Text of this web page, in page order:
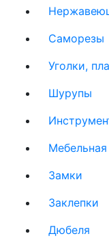
Саморезы
Уголки,
Шурупы
Замки
Заклепки
Дюбеля